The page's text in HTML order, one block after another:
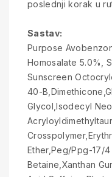
poslednji korak u
Sastav:
Purpose
Homosalate 5.0%,
Sunscreen
40-
Glycol,Isodecyl
Ether,Peg/Ppg-17/
Betaine,Xanthan